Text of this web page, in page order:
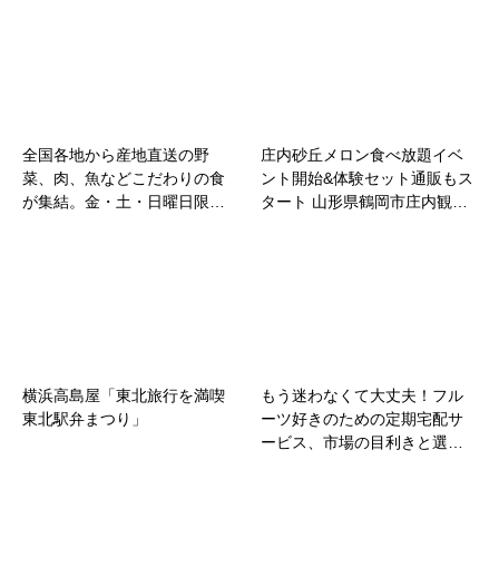
全国各地から産地直送の野
菜、肉、魚などこだわりの食
が集結。金・土・日曜日限…
​庄内砂丘メロン食べ放題イベ
ント開始&体験セット通販もス
タート 山形県鶴岡市庄内観…
横浜高島屋「東北旅行を満喫
東北駅弁まつり」
もう迷わなくて大丈夫！フル
ーツ好きのための定期宅配サ
ービス、市場の目利きと選…